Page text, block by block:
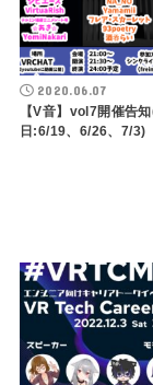
2020.06.07
【V音】vol7開催告
日:6/19、6/26、7/3)